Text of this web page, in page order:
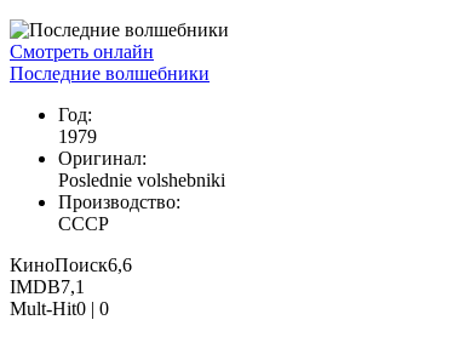
Смотреть онлайн
Последние волшебники
Год:
1979
Оригинал:
Poslednie volshebniki
Производство:
СССР
КиноПоиск6,6
IMDB7,1
Mult-Hit0 | 0